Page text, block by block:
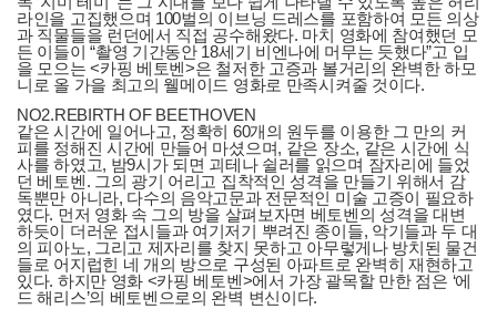
라인을 고집했으며 100벌의 이브닝 드레스를 포함하여 모든 의상
과 직물들을 런던에서 직접 공수해왔다. 마치 영화에 참여했던 모
든 이들이 “촬영 기간동안 18세기 비엔나에 머무는 듯했다”고 입
을 모으는 <카핑 베토벤>은 철저한 고증과 볼거리의 완벽한 하모
니로 올 가을 최고의 웰메이드 영화로 만족시켜줄 것이다.
NO2.REBIRTH OF BEETHOVEN
같은 시간에 일어나고, 정확히 60개의 원두를 이용한 그 만의 커
피를 정해진 시간에 만들어 마셨으며, 같은 장소, 같은 시간에 식
사를 하였고, 밤9시가 되면 괴테나 쉴러를 읽으며 잠자리에 들었
던 베토벤. 그의 광기 어리고 집착적인 성격을 만들기 위해서 감
독뿐만 아니라, 다수의 음악고문과 전문적인 미술 고증이 필요하
였다. 먼저 영화 속 그의 방을 살펴보자면 베토벤의 성격을 대변
하듯이 더러운 접시들과 여기저기 뿌려진 종이들, 악기들과 두 대
의 피아노, 그리고 제자리를 찾지 못하고 아무렇게나 방치된 물건
들로 어지럽힌 네 개의 방으로 구성된 아파트로 완벽히 재현하고
있다. 하지만 영화 <카핑 베토벤>에서 가장 괄목할 만한 점은 ‘에
드 해리스’의 베토벤으로의 완벽 변신이다.